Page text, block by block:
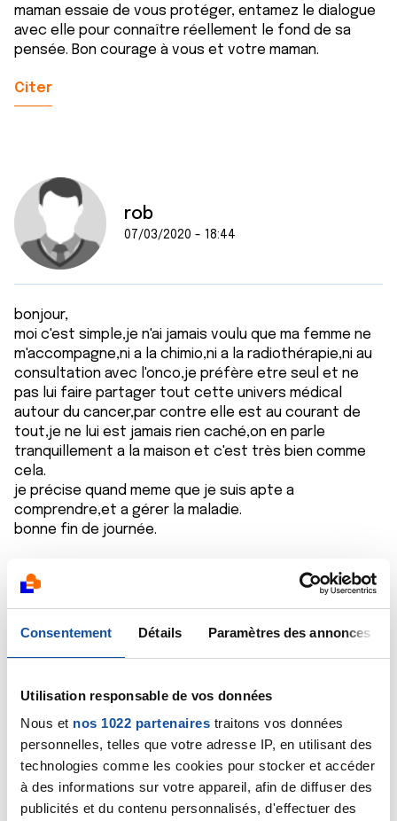
Consentement Détails Paramètres des annonces
Utilisation responsable de vos données
Nous et nos 1022 partenaires traitons vos données
personnelles, telles que votre adresse IP, en utilisant des
technologies comme les cookies pour stocker et accéder
à des informations sur votre appareil, afin de diffuser des
publicités et du contenu personnalisés, d'effectuer des
maman essaie de vous protéger, entamez le dialogue
avec elle pour connaître réellement le fond de sa
pensée. Bon courage à vous et votre maman.
Citer
rob
07/03/2020 - 18:44
bonjour,
moi c'est simple,je n'ai jamais voulu que ma femme ne
m'accompagne,ni a la chimio,ni a la radiothérapie,ni au
consultation avec l'onco,je préfère etre seul et ne
pas lui faire partager tout cette univers médical
autour du cancer,par contre elle est au courant de
tout,je ne lui est jamais rien caché,on en parle
tranquillement a la maison et c'est très bien comme
cela.
je précise quand meme que je suis apte a
comprendre,et a gérer la maladie.
bonne fin de journée.
Fralac
Bonsoir,
Idem que Rob : j'ai toujours préféré gérer cela tout